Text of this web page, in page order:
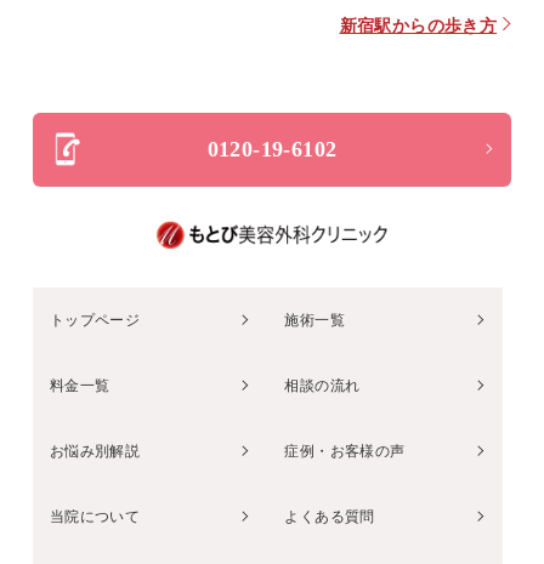
新宿駅からの歩き方
0120-19-6102
トップページ 施術一覧
料金一覧 相談の流れ
お悩み別解説 症例・お客様の声
当院について よくある質問